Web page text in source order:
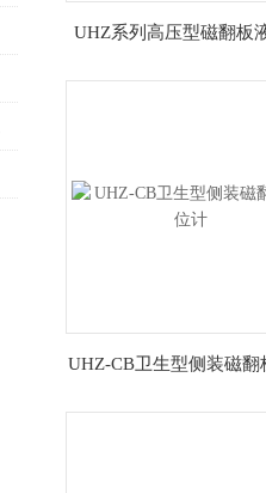
UHZ系列高压型磁翻板
UHZ-CB卫生型侧装磁翻